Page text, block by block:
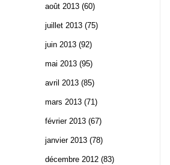
août 2013 (60)
juillet 2013 (75)
juin 2013 (92)
mai 2013 (95)
avril 2013 (85)
mars 2013 (71)
février 2013 (67)
janvier 2013 (78)
décembre 2012 (83)